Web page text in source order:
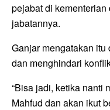
pejabat di
jabatannya.
Ganjar mengatakan
dan menghindari
“Bisa jadi, ketika nanti
Mahfud dan akan ikut